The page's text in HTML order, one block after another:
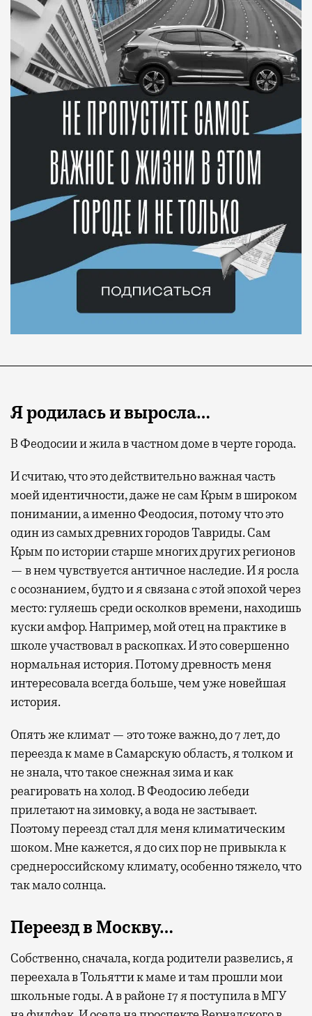
Я родилась и выросла…
В Феодосии и жила в частном доме в черте города.
И считаю, что это действительно важная часть
моей идентичности, даже не сам Крым в широком
понимании, а именно Феодосия, потому что это
один из самых древних городов Тавриды. Сам
Крым по истории старше многих других регионов
— в нем чувствуется античное наследие. И я росла
с осознанием, будто и я связана с этой эпохой через
место: гуляешь среди осколков времени, находишь
куски амфор. Например, мой отец на практике в
школе участвовал в раскопках. И это совершенно
нормальная история. Потому древность меня
интересовала всегда больше, чем уже новейшая
история.
Опять же климат — это тоже важно, до 7 лет, до
переезда к маме в Самарскую область, я толком и
не знала, что такое снежная зима и как
реагировать на холод. В Феодосию лебеди
прилетают на зимовку, а вода не застывает.
Поэтому переезд стал для меня климатическим
шоком. Мне кажется, я до сих пор не привыкла к
среднероссийскому климату, особенно тяжело, что
так мало солнца.
Переезд в Москву…
Собственно, сначала, когда родители развелись, я
переехала в Тольятти к маме и там прошли мои
школьные годы. А в районе 17 я поступила в МГУ